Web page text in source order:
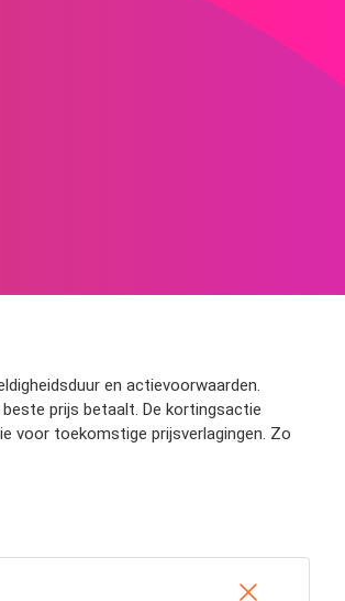
en actievoorwaarden.
prijs betaalt. De kortingsactie
voor toekomstige prijsverlagingen. Zo